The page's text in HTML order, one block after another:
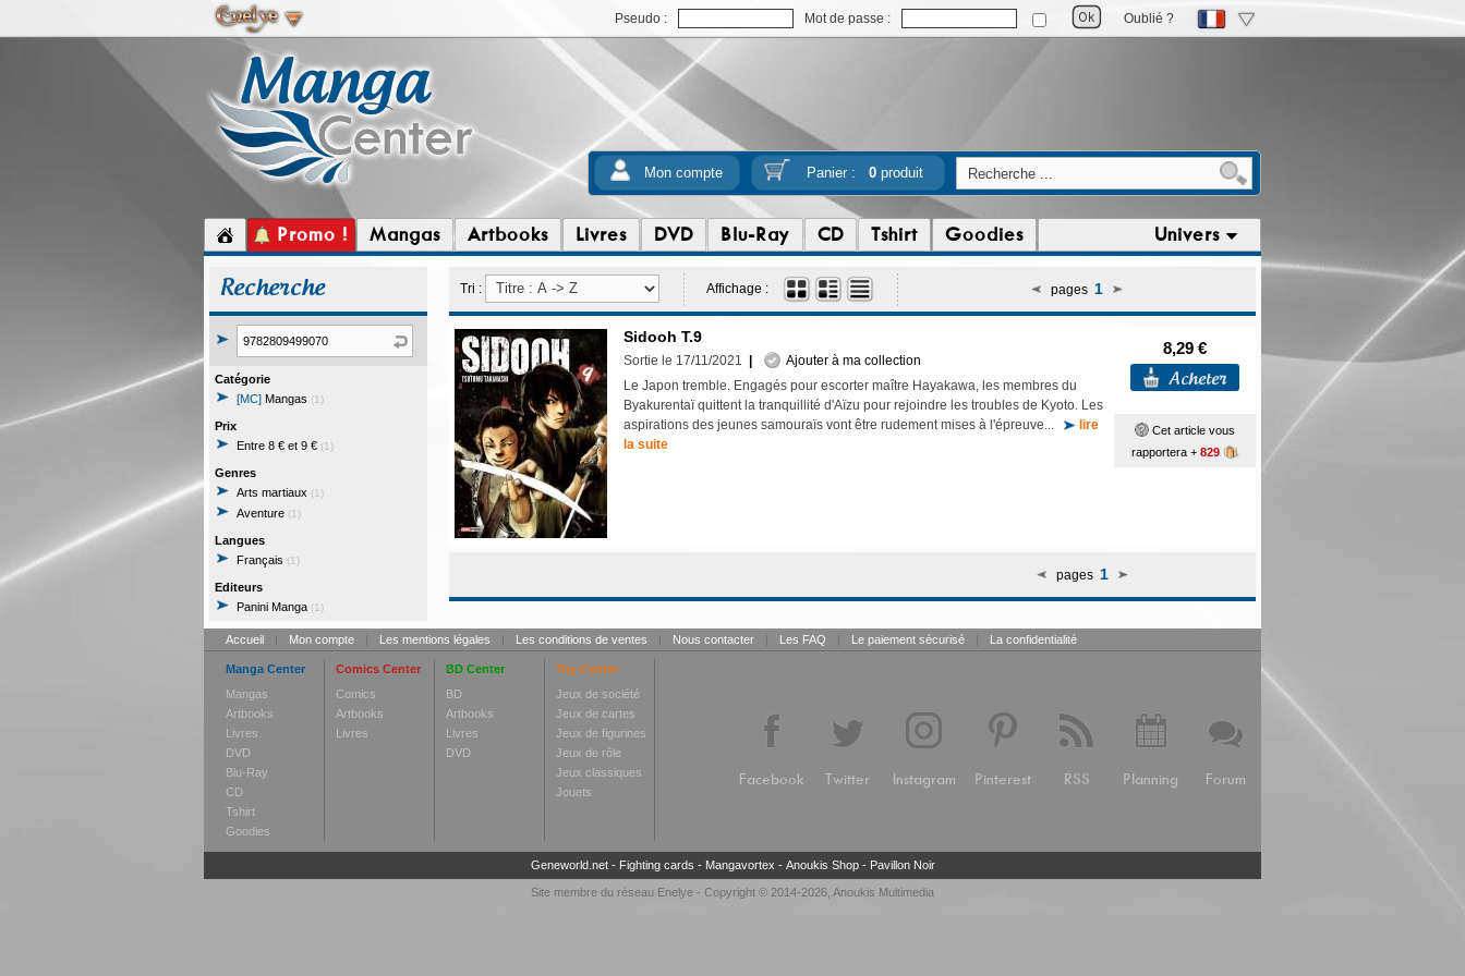
Pseudo : Mot de passe : Oublié ?
Mon compte Panier : 0produit
Promo ! Mangas Artbooks Livres DVD Blu-Ray CD Tshirt Goodies Univers
Recherche
Catégorie
[MC] Mangas (1)
Prix
Entre 8 € et 9 € (1)
Genres
Arts martiaux (1)
Aventure (1)
Langues
Français (1)
Editeurs
Panini Manga (1)
Tri : Affichage : pages 1
Sidooh T.9
Sortie le 17/11/2021
Ajouter à ma collection
Le Japon tremble. Engagés pour escorter maître Hayakawa, les membres du
Byakurentaï quittent la tranquillité d'Aïzu pour rejoindre les troubles de Kyoto. Les
aspirations des jeunes samouraïs vont être rudement mises à l'épreuve...
lire
la suite
8,29 €
Cet article vous
rapportera + 829
pages 1
Accueil | Mon compte | Les mentions légales | Les conditions de ventes | Nous contacter | Les FAQ | Le paiement sécurisé | La confidentialité
Manga Center
Mangas
Artbooks
Livres
DVD
Blu-Ray
CD
Tshirt
Goodies
Comics Center
Comics
Artbooks
Livres
BD Center
BD
Artbooks
Livres
DVD
Toy Center
Jeux de société
Jeux de cartes
Jeux de figurines
Jeux de rôle
Jeux classiques
Jouets
Facebook Twitter Instagram Pinterest RSS Planning Forum
Geneworld.net- Fighting cards - Mangavortex - Anoukis Shop- Pavillon Noir
Site membre du réseau Enelye - Copyright © 2014-2026, Anoukis Multimedia